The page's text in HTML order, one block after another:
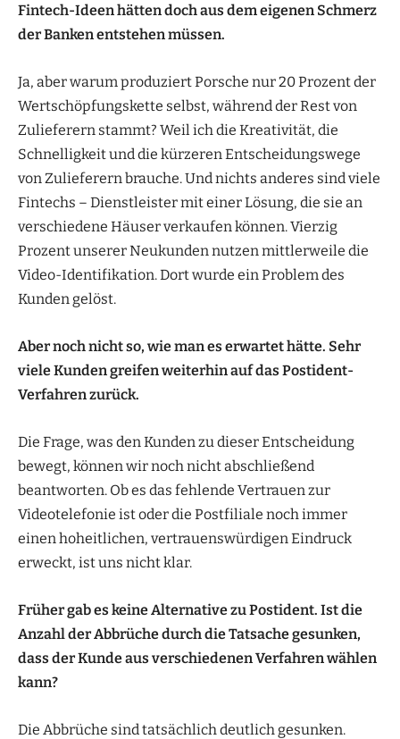
Fintech-Ideen hätten doch aus dem eigenen Schmerz
der Banken entstehen müssen.
Ja, aber warum produziert Porsche nur 20 Prozent der
Wertschöpfungskette selbst, während der Rest von
Zulieferern stammt? Weil ich die Kreativität, die
Schnelligkeit und die kürzeren Entscheidungswege
von Zulieferern brauche. Und nichts anderes sind viele
Fintechs – Dienstleister mit einer Lösung, die sie an
verschiedene Häuser verkaufen können. Vierzig
Prozent unserer Neukunden nutzen mittlerweile die
Video-Identifikation. Dort wurde ein Problem des
Kunden gelöst.
Aber noch nicht so, wie man es erwartet hätte. Sehr
viele Kunden greifen weiterhin auf das Postident-
Verfahren zurück.
Die Frage, was den Kunden zu dieser Entscheidung
bewegt, können wir noch nicht abschließend
beantworten. Ob es das fehlende Vertrauen zur
Videotelefonie ist oder die Postfiliale noch immer
einen hoheitlichen, vertrauenswürdigen Eindruck
erweckt, ist uns nicht klar.
Früher gab es keine Alternative zu Postident. Ist die
Anzahl der Abbrüche durch die Tatsache gesunken,
dass der Kunde aus verschiedenen Verfahren wählen
kann?
Die Abbrüche sind tatsächlich deutlich gesunken.